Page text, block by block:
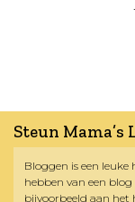
Steun Mama’s
Bloggen is een
hebben van een
bijvoorbeeld aan het